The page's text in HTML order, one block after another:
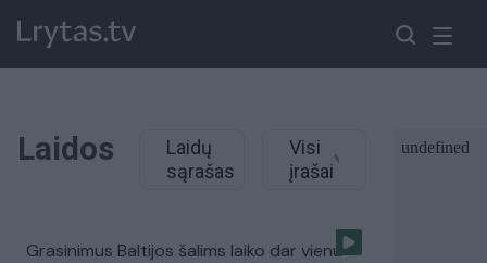
Laidos
Laidų
sąrašas
Visi
įrašai
Grasinimus Baltijos šalims laiko dar vienu